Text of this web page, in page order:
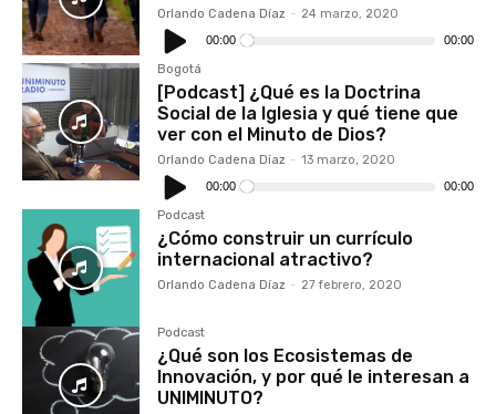
Orlando Cadena Díaz - 24 marzo, 2020
Reproductor
de
audio
00:00 00:00
Bogotá
[Podcast] ¿Qué es la Doctrina
Social de la Iglesia y qué tiene que
ver con el Minuto de Dios?
Orlando Cadena Díaz - 13 marzo, 2020
Reproductor
de
audio
00:00 00:00
Podcast
¿Cómo construir un currículo
internacional atractivo?
Orlando Cadena Díaz - 27 febrero, 2020
Podcast
¿Qué son los Ecosistemas de
Innovación, y por qué le interesan a
UNIMINUTO?